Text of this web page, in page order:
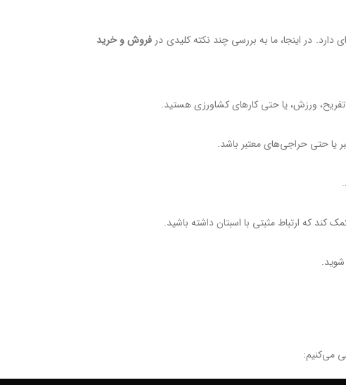
در اینجا، ما به بررسی چند نکته کلیدی در فروش و خرید
ورزش، یا حتی کارهای کشاورزی هستید.
یا حتی حراجی‌های معتبر باشد.
که ارتباط مثبتی با اسبتان داشته باشید.
می‌کنیم: